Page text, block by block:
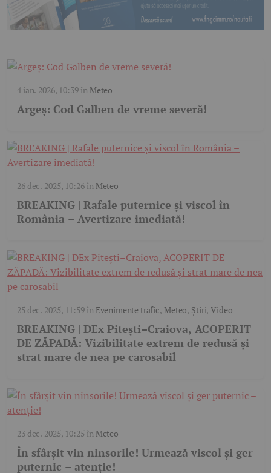
4 ian. 2026, 10:39în Meteo
Argeș: Cod Galben de vreme severă!
26 dec. 2025, 10:26în Meteo
BREAKING | Rafale puternice și viscol în
România – Avertizare imediată!
25 dec. 2025, 11:59în Evenimente trafic, Meteo, Știri,Video
BREAKING | DEx Pitești–Craiova, ACOPERIT
DE ZĂPADĂ: Vizibilitate extrem de redusă și
strat mare de nea pe carosabil
23 dec. 2025, 10:25 în Meteo
În sfârșit vin ninsorile! Urmează viscol și ger
puternic – atenție!